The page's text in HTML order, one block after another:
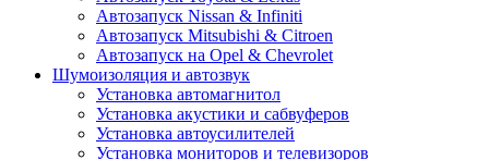
Автозапуск Nissan & Infiniti
Автозапуск Mitsubishi & Citroen
Автозапуск на Opel & Chevrolet
Шумоизоляция и автозвук
Установка автомагнитол
Установка акустики и сабвуферов
Установка автоусилителей
Установка мониторов и телевизоров